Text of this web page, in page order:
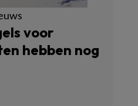
voor
hebben nog